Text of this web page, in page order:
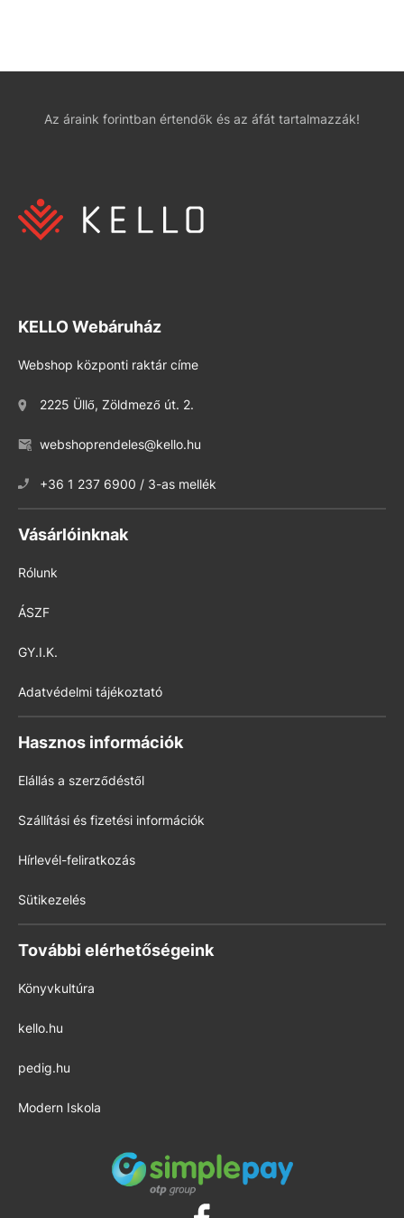
Az áraink forintban értendők és az áfát tartalmazzák!
KELLO Webáruház
Webshop központi raktár címe
2225 Üllő, Zöldmező út. 2.
webshoprendeles@kello.hu
+36 1 237 6900 / 3-as mellék
Vásárlóinknak
Rólunk
ÁSZF
GY.I.K.
Adatvédelmi tájékoztató
Hasznos információk
Elállás a szerződéstől
Szállítási és fizetési információk
Hírlevél-feliratkozás
Sütikezelés
További elérhetőségeink
Könyvkultúra
kello.hu
pedig.hu
Modern Iskola